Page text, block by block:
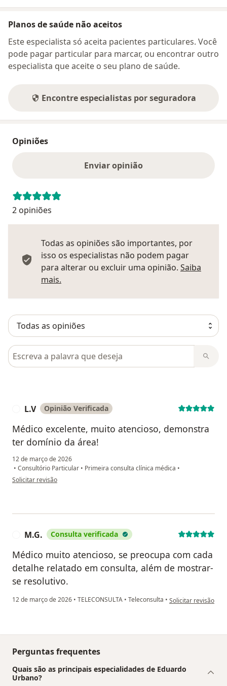
Planos de saúde não aceitos
Este especialista só aceita pacientes particulares. Você
pode pagar particular para marcar, ou encontrar outro
especialista que aceite o seu plano de saúde.
Encontre especialistas por seguradora
Opiniões
Enviar opinião
2 opiniões
Todas as opiniões são importantes, por
isso os especialistas não podem pagar
para alterar ou excluir uma opinião. Saiba
mais.
Pesquisar em opiniões
L.V Opinião Verificada
Médico excelente, muito atencioso, demonstra
ter domínio da área!
12 de março de 2026
• Consultório Particular • Primeira consulta clínica médica •
na opinião do utilizador L.V
Solicitar revisão
M.G. Consulta verificada
Médico muito atencioso, se preocupa com cada
detalhe relatado em consulta, além de mostrar-
se resolutivo.
12 de março de 2026 • TELECONSULTA • Teleconsulta • na opinião do
Solicitar revisão
Perguntas frequentes
Quais são as principais especialidades de Eduardo
Urbano?